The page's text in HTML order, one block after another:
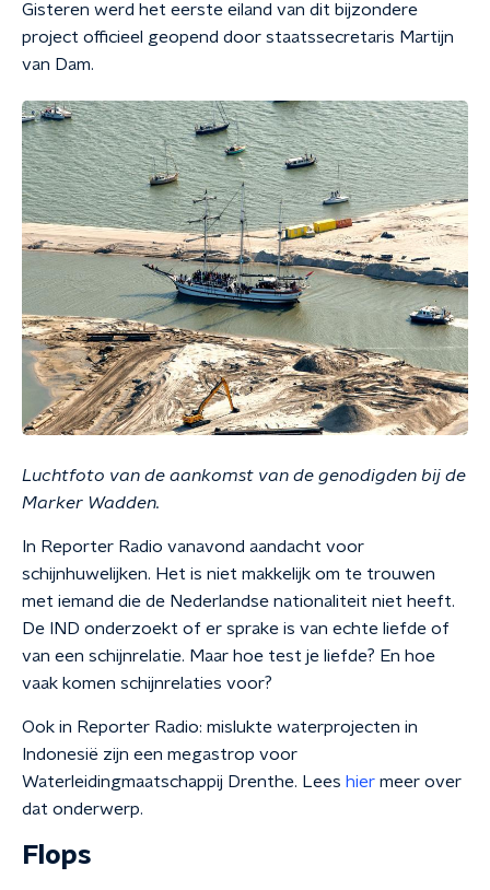
Gisteren werd het eerste eiland van dit bijzondere
project officieel geopend door staatssecretaris Martijn
van Dam.
Luchtfoto van de aankomst van de genodigden bij de
Marker Wadden.
In Reporter Radio vanavond aandacht voor
schijnhuwelijken. Het is niet makkelijk om te trouwen
met iemand die de Nederlandse nationaliteit niet heeft.
De IND onderzoekt of er sprake is van echte liefde of
van een schijnrelatie. Maar hoe test je liefde? En hoe
vaak komen schijnrelaties voor?
Ook in Reporter Radio: mislukte waterprojecten in
Indonesië zijn een megastrop voor
Waterleidingmaatschappij Drenthe. Lees hier meer over
dat onderwerp.
Flops